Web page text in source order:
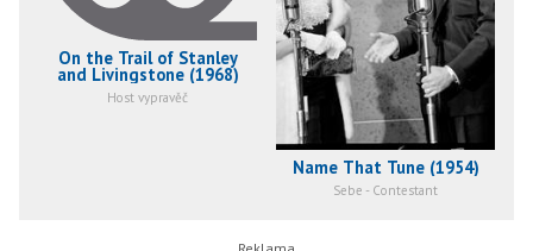
On the Trail of Stanley
and Livingstone (1968)
Host vypravěč
Name That Tune (1954)
Sebe - Contestant